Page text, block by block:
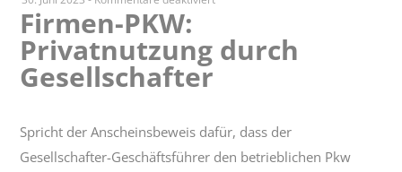
PKW:
Privatnutzung
Firmen-PKW:
Privatnutzung durch
Gesellschafter
Spricht der Anscheinsbeweis dafür, dass der
Gesellschafter-Geschäftsführer den betrieblichen Pkw